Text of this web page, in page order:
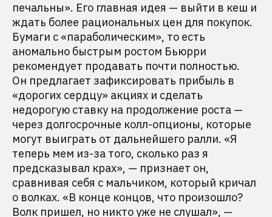
печальны». Его главная идея — выйти в кеш и
ждать более рациональных цен для покупок.
Бумаги с «параболическим», то есть
аномально быстрым ростом Бьюрри
рекомендует продавать почти полностью.
Он предлагает зафиксировать прибыль в
«дорогих сердцу» акциях и сделать
недорогую ставку на продолжение роста —
через долгосрочные колл-опционы, которые
могут выиграть от дальнейшего ралли. «Я
теперь мем из-за того, сколько раз я
предсказывал крах», — признает он,
сравнивая себя с мальчиком, который кричал
о волках. «В конце концов, что произошло?
Волк пришел, но никто уже не слушал», —